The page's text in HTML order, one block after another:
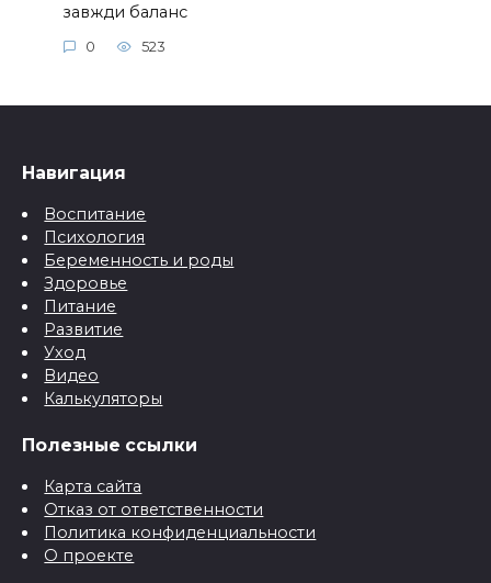
завжди баланс
0 523
Навигация
Воспитание
Психология
Беременность и роды
Здоровье
Питание
Развитие
Уход
Видео
Калькуляторы
Полезные ссылки
Карта сайта
Отказ от ответственности
Политика конфиденциальности
О проекте